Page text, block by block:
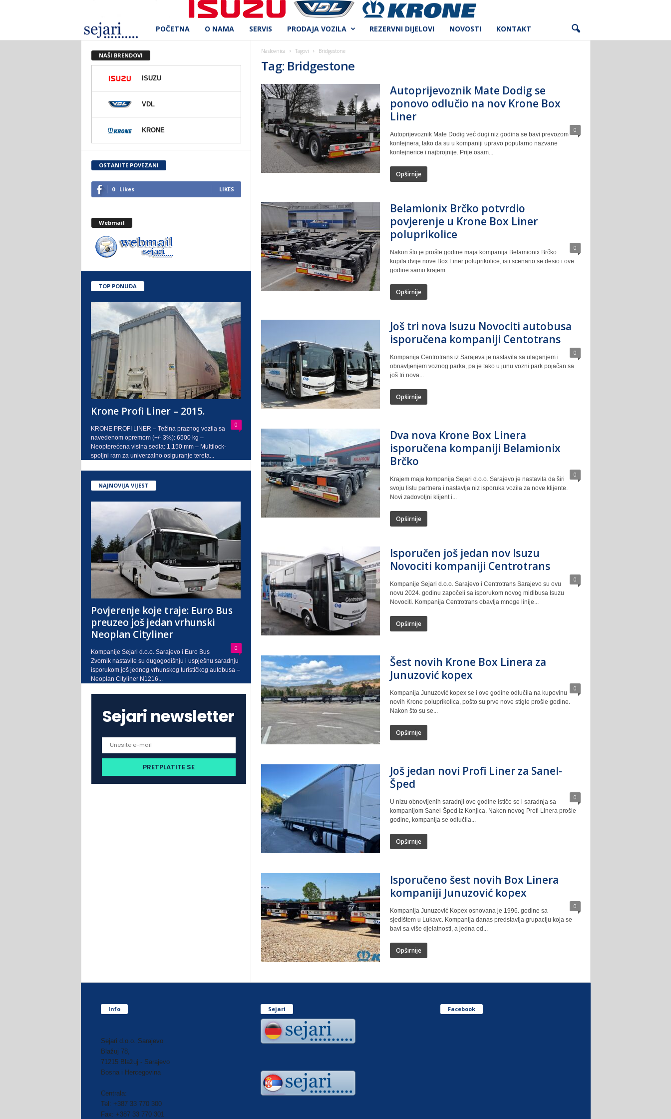
e
r
d
.
o
.
a
j
o
POČETNA O NAMA SERVIS PRODAJA VOZILA REZERVNI DIJELOVI NOVOSTI KONTAKT
Naslovnica Tagovi Bridgestone
Tag: Bridgestone
Autoprijevoznik Mate Dodig se
ponovo odlučio na nov Krone Box
Liner
0
Autoprijevoznik Mate Dodig već dugi niz godina se bavi prevozom
kontejnera, tako da su u kompaniji upravo popularno nazvane
kontejnerice i najbrojnije. Prije osam...
Opširnije
Belamionix Brčko potvrdio
povjerenje u Krone Box Liner
poluprikolice
0
Nakon što je prošle godine maja kompanija Belamionix Brčko
kupila dvije nove Box Liner poluprikolice, isti scenario se desio i ove
godine samo krajem...
Opširnije
Još tri nova Isuzu Novociti autobusa
isporučena kompaniji Centotrans
0
Kompanija Centrotrans iz Sarajeva je nastavila sa ulaganjem i
obnavljenjem voznog parka, pa je tako u junu vozni park pojačan sa
još tri nova...
Opširnije
Dva nova Krone Box Linera
isporučena kompaniji Belamionix
Brčko
0
Krajem maja kompanija Sejari d.o.o. Sarajevo je nastavila da širi
svoju listu partnera i nastavlja niz isporuka vozila za nove klijente.
Novi zadovoljni klijent i...
Opširnije
Isporučen još jedan nov Isuzu
Novociti kompaniji Centrotrans
0
Kompanije Sejari d.o.o. Sarajevo i Centrotrans Sarajevo su ovu
novu 2024. godinu započeli sa isporukom novog midibusa Isuzu
Novociti. Kompanija Centrotrans obavlja mnoge linije...
Opširnije
Šest novih Krone Box Linera za
Junuzović kopex
0
Kompanija Junuzović kopex se i ove godine odlučila na kupovinu
novih Krone poluprikolica, pošto su prve nove stigle prošle godine.
Nakon što su se...
Opširnije
Još jedan novi Profi Liner za Sanel-
Šped
0
U nizu obnovljenih saradnji ove godine ističe se i saradnja sa
kompanijom Sanel-Šped iz Konjica. Nakon novog Profi Linera prošle
godine, kompanija se odlučila...
Opširnije
Isporučeno šest novih Box Linera
kompaniji Junuzović kopex
0
Kompanija Junuzović Kopex osnovana je 1996. godine sa
sjedištem u Lukavc. Kompanija danas predstavlja grupaciju koja se
bavi sa više djelatnosti, a jedna od...
Opširnije
NAŠI BRENDOVI
ISUZU
VDL
KRONE
OSTANITE POVEZANI
0 Likes LIKES
Webmail
TOP PONUDA
Krone Profi Liner – 2015.
0
KRONE PROFI LINER – Težina praznog vozila sa
navedenom opremom (+/- 3%): 6500 kg –
Neopterećena visina sedla: 1.150 mm – Multilock-
spoljni ram za univerzalno osiguranje tereta...
NAJNOVIJA VIJEST
Povjerenje koje traje: Euro Bus
preuzeo još jedan vrhunski
Neoplan Cityliner
0
Kompanije Sejari d.o.o. Sarajevo i Euro Bus
Zvornik nastavile su dugogodišnju i uspješnu saradnju
isporukom još jednog vrhunskog turističkog autobusa –
Neoplan Cityliner N1216...
Sejari newsletter
Info
Sejari d.o.o. Sarajevo
Blažuj 78,
71215 Blažuj - Sarajevo
Bosna i Hercegovina
Centrala:
Tel: +387 33 770 300
Fax: +387 33 770 301
Sejari Facebook